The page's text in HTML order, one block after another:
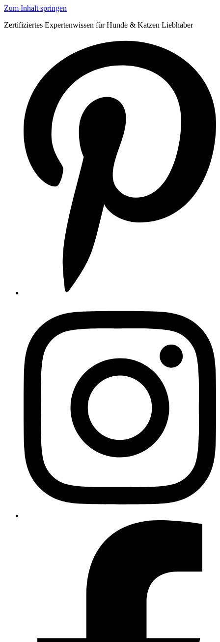
Zum Inhalt springen
Zertifiziertes Expertenwissen für Hunde & Katzen Liebhaber